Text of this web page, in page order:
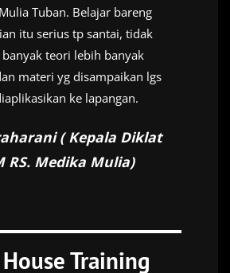
Tuban. Belajar bareng
itu serius tp santai, tidak
teori lebih banyak
materi yg disampaikan lgs
ke lapangan.
( Kepala Diklat
RS. Medika Mulia)
Training